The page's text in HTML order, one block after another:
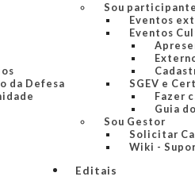
da Defesa
Sou participante
Eventos
Eventos
SGEV e
Fazer
Guia
Sou Gestor
Solicitar
Wiki -
Editais